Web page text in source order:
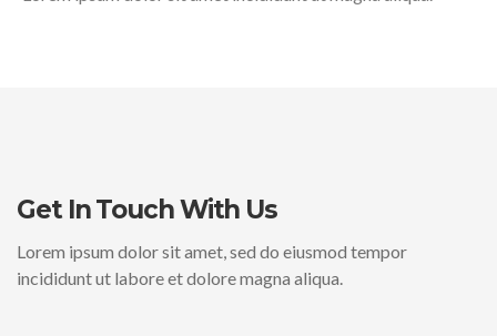
Get In Touch With Us
Lorem ipsum dolor sit amet, sed do eiusmod tempor
incididunt ut labore et dolore magna aliqua.